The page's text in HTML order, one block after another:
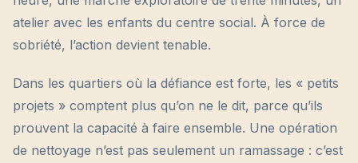
atelier avec les enfants du centre social. À force de
sobriété, l’action devient tenable.
Dans les quartiers où la défiance est forte, les « petits
projets » comptent plus qu’on ne le dit, parce qu’ils
prouvent la capacité à faire ensemble. Une opération
de nettoyage n’est pas seulement un ramassage : c’est